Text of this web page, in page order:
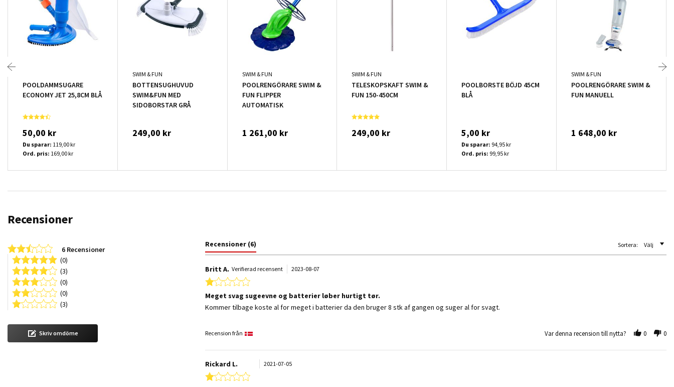
POOLDAMMSUGARE
ECONOMY JET 25,8CM BLÅ
50,00 kr
Du sparar: 119,00 kr
Ord. pris: 169,00 kr
SWIM & FUN
BOTTENSUGHUVUD
SWIM&FUN MED
SIDOBORSTAR GRÅ
249,00 kr
SWIM & FUN
POOLRENGÖRARE SWIM &
FUN FLIPPER
AUTOMATISK
1 261,00 kr
SWIM & FUN
TELESKOPSKAFT SWIM &
FUN 150-450CM
249,00 kr
POOLBORSTE BÖJD 45CM
BLÅ
5,00 kr
Du sparar: 94,95 kr
Ord. pris: 99,95 kr
SWIM & FUN
POOLRENGÖRARE SWIM &
FUN MANUELL
1 648,00 kr
Recensioner
2.5 star rating
6 Recensioner
(0)
(3)
(0)
(0)
(3)
Skriv omdöme
Recensioner (6) Sortera: Välj
Britt A. Verifierad recensent
1.0 star rating
2023-08-07
Meget svag sugeevne og batterier løber hurtigt tør.
Review by Britt A. on 7 Aug 2023
review stating Meget svag sugeevne og batterier løber hurtigt tør.
Kommer tilbage koste al for meget i batterier da den bruger 8 stk af gangen og suger al for svagt.
Recension från Var denna recension till nytta? 0 0
Rickard L.
1.0 star rating
2021-07-05